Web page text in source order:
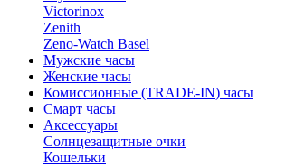
Victorinox
Zenith
Zeno-Watch Basel
Мужские часы
Женские часы
Комиссионные (TRADE-IN) часы
Смарт часы
Аксессуары
Солнцезащитные очки
Кошельки